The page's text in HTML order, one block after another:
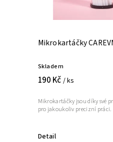
Mikrokartáčky
Skladem
190 Kč / ks
Detail
Mikrokartáčky jsou díky své
pro jakoukoliv precizní práci.